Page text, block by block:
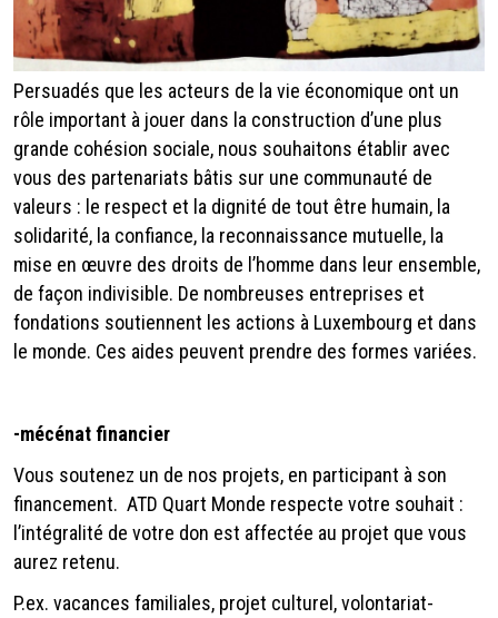
Persuadés que les acteurs de la vie économique ont un
rôle important à jouer dans la construction d’une plus
grande cohésion sociale, nous souhaitons établir avec
vous des partenariats bâtis sur une communauté de
valeurs : le respect et la dignité de tout être humain, la
solidarité, la confiance, la reconnaissance mutuelle, la
mise en œuvre des droits de l’homme dans leur ensemble,
de façon indivisible. De nombreuses entreprises et
fondations soutiennent les actions à Luxembourg et dans
le monde. Ces aides peuvent prendre des formes variées.
-mécénat financier
Vous soutenez un de nos projets, en participant à son
financement. ATD Quart Monde respecte votre souhait :
l’intégralité de votre don est affectée au projet que vous
aurez retenu.
P.ex. vacances familiales, projet culturel, volontariat-